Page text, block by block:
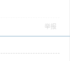
举报